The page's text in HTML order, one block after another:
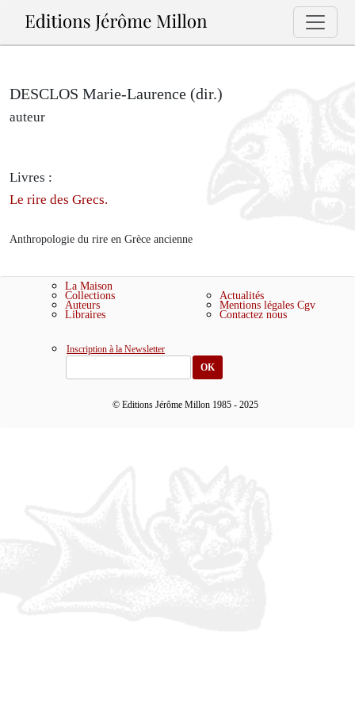
DESCLOS Marie-Laurence (dir.)
auteur
Livres :
Le rire des Grecs.
Anthropologie du rire en Grèce ancienne
La Maison
Collections
Auteurs
Libraires
Actualités
Mentions légales Cgv
Contactez nous
Inscription à la Newsletter
OK
© Editions Jérôme Millon 1985 - 2025